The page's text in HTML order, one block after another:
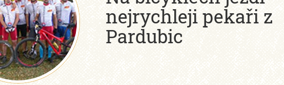
nejrychleji pekaři z
Pardubic